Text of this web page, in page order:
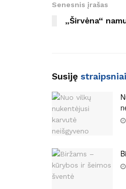
Senesnis įrašas
„Širvėna“
Susiję straipsniai